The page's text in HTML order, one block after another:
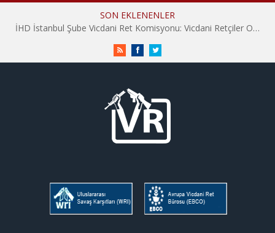
SON EKLENENLER
İHD İstanbul Şube Vicdani Ret Komisyonu: Vicdani Retçiler Olarak Destek İçin Buradayız!
RSS FacebookTwitter